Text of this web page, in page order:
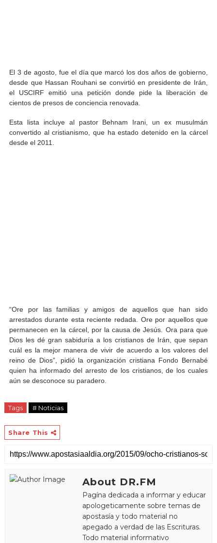
El 3 de agosto, fue el día que marcó los dos años de gobierno,
desde que Hassan Rouhani se convirtió en presidente de Irán,
el USCIRF emitió una petición donde pide la liberación de
cientos de presos de conciencia renovada.
Esta lista incluye al pastor Behnam Irani, un ex musulmán
convertido al cristianismo, que ha estado detenido en la cárcel
desde el 2011.
“Ore por las familias y amigos de aquellos que han sido
arrestados durante esta reciente redada. Ore por aquellos que
permanecen en la cárcel, por la causa de Jesús. Ora para que
Dios les dé gran sabiduría a los cristianos de Irán, que sepan
cuál es la mejor manera de vivir de acuerdo a los valores del
reino de Dios”, pidió la organización cristiana Fondo Bernabé
quien ha informado del arresto de los cristianos, de los cuales
aún se desconoce su paradero.
Tags # Noticias
Share This
About DR.FM
Pagína dedicada a informar y educar
apologeticamente sobre temas de
apostasía y todo material no
apegado a verdad de las Escrituras.
Todo material informativo